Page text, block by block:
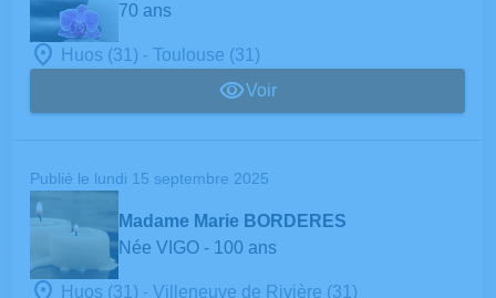
70 ans
Huos (31) -Toulouse (31)
Voir
Publié le lundi 15 septembre 2025
Madame Marie BORDERES
Née VIGO - 100 ans
Huos (31) -Villeneuve de Rivière (31)